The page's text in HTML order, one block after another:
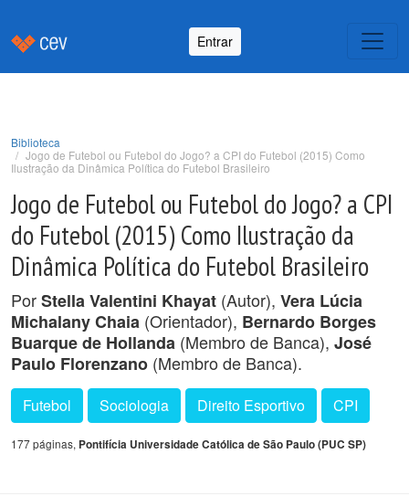
Entrar
Biblioteca
Jogo de Futebol ou Futebol do Jogo? a CPI do Futebol (2015) Como
Ilustração da Dinâmica Política do Futebol Brasileiro
Jogo de Futebol ou Futebol do Jogo? a CPI
do Futebol (2015) Como Ilustração da
Dinâmica Política do Futebol Brasileiro
PorStella Valentini Khayat (Autor), Vera Lúcia
Michalany Chaia (Orientador), Bernardo Borges
Buarque de Hollanda (Membro de Banca), José
Paulo Florenzano (Membro de Banca).
Futebol Sociologia Direito Esportivo CPI
177 páginas, Pontifícia Universidade Católica de São Paulo (PUC SP)